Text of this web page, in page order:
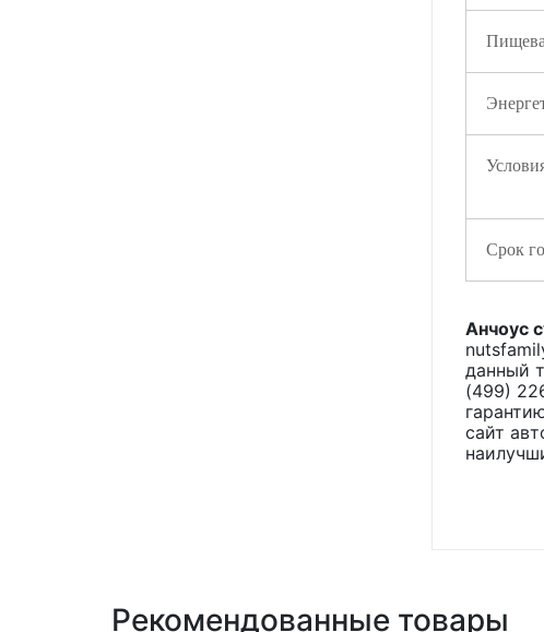
Срок
Анчоус
данный
(499)
сайт
Рекомендованные товары